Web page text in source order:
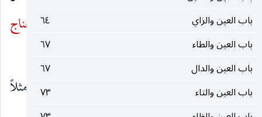
باب العين والزاي
٦٤
باب العين والطاء
٦٧
باب العين والدال
٦٧
باب العين والتاء
٧٣
ذلك بالبكر الصغير إذا رِيضَ. وهو مأخوذٌ من عِناج
الدَّلو.
قال : ومن أمثالهم : «عَودٌ يُعَلَّم
» ، يضرب مثلاً